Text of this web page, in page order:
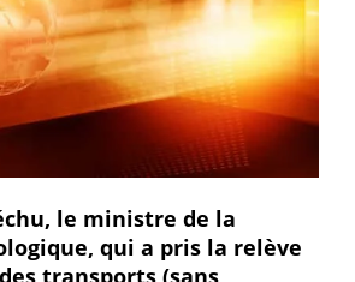
le ministre de la
qui a pris la relève
transports (sans